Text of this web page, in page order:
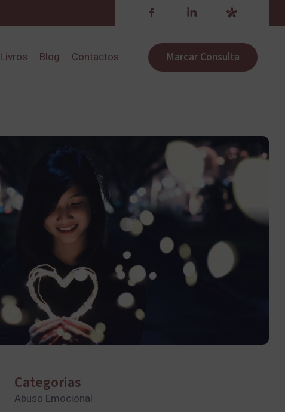
Livros Blog Contactos Marcar Consulta
Categorias
Abuso Emocional